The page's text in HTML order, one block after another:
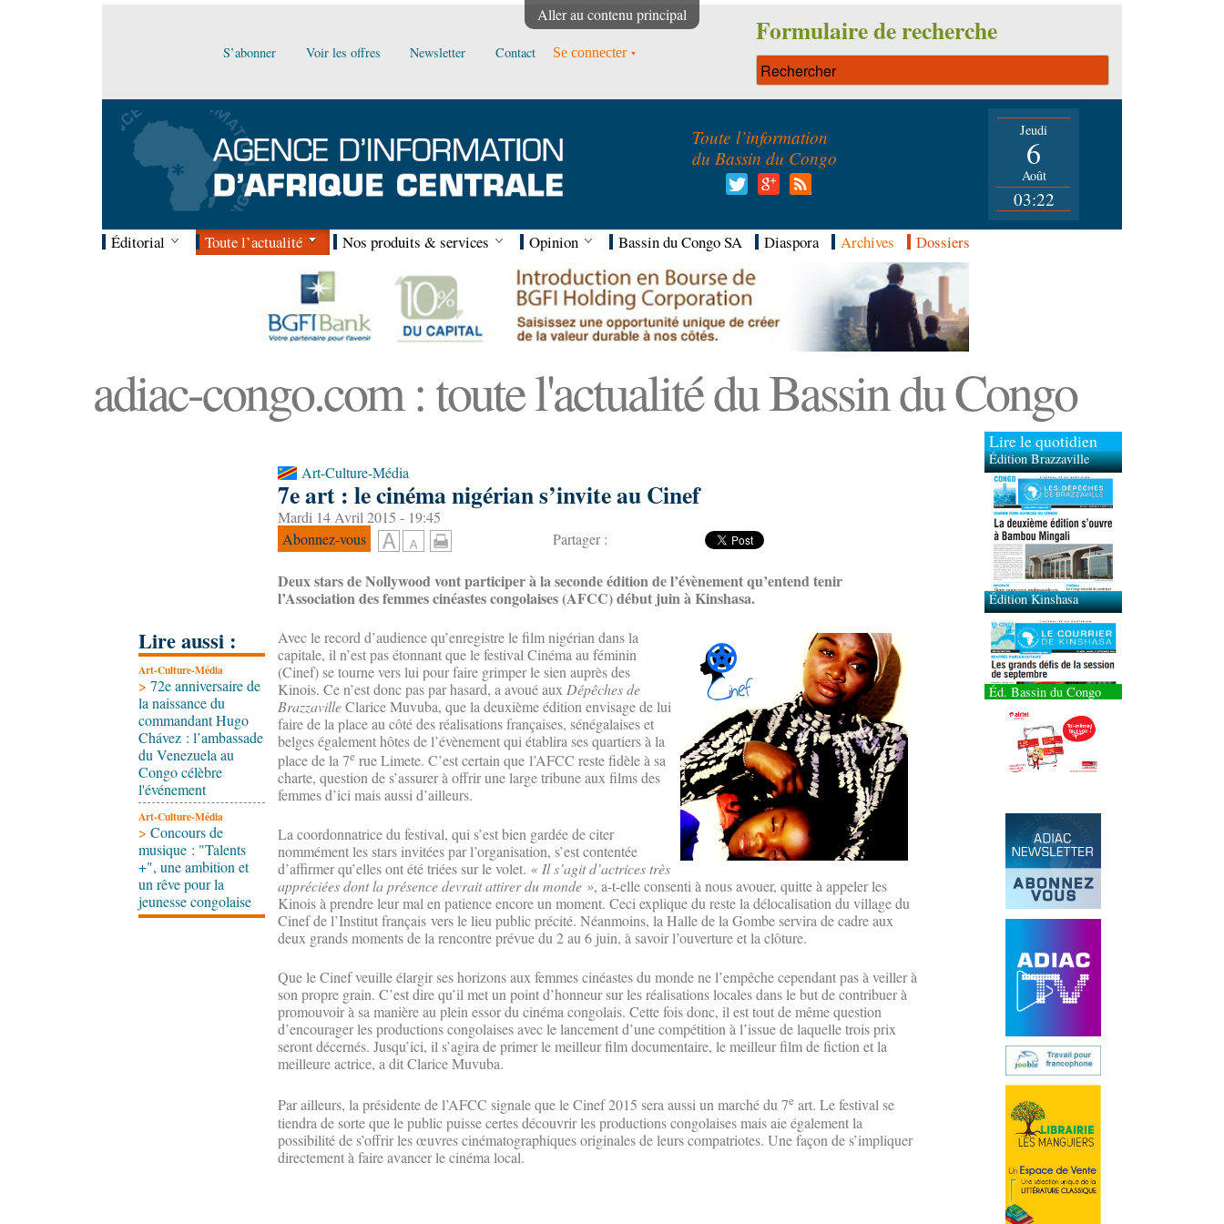
Aller au contenu principal
S’abonner Voir les offres Newsletter Contact Se connecter
Formulaire de recherche
Toute l’information
du Bassin du Congo
Jeudi
6
Août
03:22
Éditorial Toute l’actualité Nos produits & services Opinion Bassin du Congo SA Diaspora Archives Dossiers
adiac-congo.com : toute l'actualité du Bassin du Congo
Lire aussi :
Art-Culture-Média
> 72e anniversaire de
la naissance du
commandant Hugo
Chávez : l’ambassade
du Venezuela au
Congo célèbre
l'événement
Art-Culture-Média
> Concours de
musique : "Talents
+", une ambition et
un rêve pour la
jeunesse congolaise
Art-Culture-Média
7e art : le cinéma nigérian s’invite au Cinef
Mardi 14 Avril 2015 - 19:45
Abonnez-vous
Partager :
Deux stars de Nollywood vont participer à la seconde édition de l’évènement qu’entend tenir
l’Association des femmes cinéastes congolaises (AFCC) début juin à Kinshasa.
Avec le record d’audience qu’enregistre le film nigérian dans la
capitale, il n’est pas étonnant que le festival Cinéma au féminin
(Cinef) se tourne vers lui pour faire grimper le sien auprès des
Kinois. Ce n’est donc pas par hasard, a avoué aux Dépêches de
BrazzavilleClarice Muvuba, que la deuxième édition envisage de lui
faire de la place au côté des réalisations françaises, sénégalaises et
belges également hôtes de l’évènement qui établira ses quartiers à la
place de la 7e rue Limete. C’est certain que l’AFCC reste fidèle à sa
charte, question de s’assurer à offrir une large tribune aux films des
femmes d’ici mais aussi d’ailleurs.
La coordonnatrice du festival, qui s’est bien gardée de citer
nommément les stars invitées par l’organisation, s’est contentée
d’affirmer qu’elles ont été triées sur le volet. « Il s’agit d’actrices très
appréciées dont la présence devrait attirer du monde », a-t-elle consenti à nous avouer, quitte à appeler les
Kinois à prendre leur mal en patience encore un moment. Ceci explique du reste la délocalisation du village du
Cinef de l’Institut français vers le lieu public précité. Néanmoins, la Halle de la Gombe servira de cadre aux
deux grands moments de la rencontre prévue du 2 au 6 juin, à savoir l’ouverture et la clôture.
Que le Cinef veuille élargir ses horizons aux femmes cinéastes du monde ne l’empêche cependant pas à veiller à
son propre grain. C’est dire qu’il met un point d’honneur sur les réalisations locales dans le but de contribuer à
promouvoir à sa manière au plein essor du cinéma congolais. Cette fois donc, il est tout de même question
d’encourager les productions congolaises avec le lancement d’une compétition à l’issue de laquelle trois prix
seront décernés. Jusqu’ici, il s’agira de primer le meilleur film documentaire, le meilleur film de fiction et la
meilleure actrice, a dit Clarice Muvuba.
Par ailleurs, la présidente de l’AFCC signale que le Cinef 2015 sera aussi un marché du 7e art. Le festival se
tiendra de sorte que le public puisse certes découvrir les productions congolaises mais aie également la
possibilité de s’offrir les œuvres cinématographiques originales de leurs compatriotes. Une façon de s’impliquer
directement à faire avancer le cinéma local.
Lire le quotidien
Édition Brazzaville
Édition Kinshasa
Éd. Bassin du Congo